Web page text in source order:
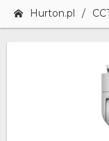
Hurton.pl